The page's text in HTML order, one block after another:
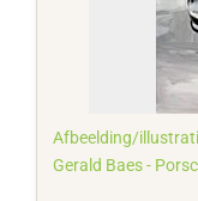
Afbeelding/
Gerald Baes -